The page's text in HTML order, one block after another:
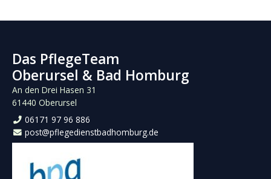
Das PflegeTeam
Oberursel & Bad Homburg
An den Drei Hasen 31
61440 Oberursel
06171 97 96 886
post@pflegedienstbadhomburg.de